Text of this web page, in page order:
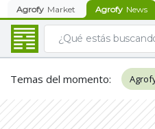
Agrofy Market Agrofy News
Temas del momento: